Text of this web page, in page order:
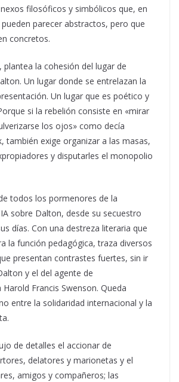
filosóficos y simbólicos que, en
parecer abstractos, pero que
concretos.
la cohesión del lugar de
Un lugar donde se entrelazan la
Un lugar que es poético y
si la rebelión consiste en «mirar
los ojos» como decía
también exige organizar a las masas,
y disputarles el monopolio
todos los pormenores de la
sobre Dalton, desde su secuestro
días. Con una destreza literaria que
la función pedagógica, traza diversos
presentan contrastes fuertes, sin ir
y el del agente de
Francis Swenson. Queda
entre la solidaridad internacional y la
de detalles el accionar de
delatores y marionetas y el
amigos y compañeros; las